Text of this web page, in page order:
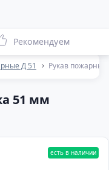
Д 51 Рукав
51 мм
Рекомендуем
есть в наличии